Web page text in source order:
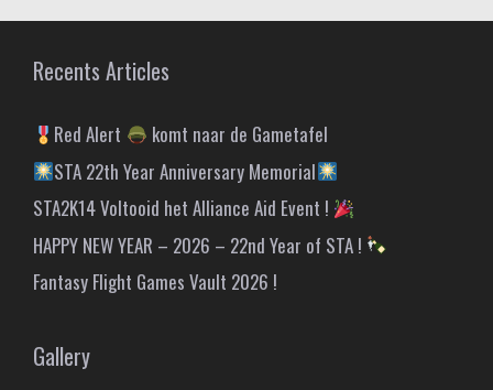
Recents Articles
Red Alert
komt naar de Gametafel
STA 22th Year Anniversary Memorial
STA2K14 Voltooid het Alliance Aid Event !
HAPPY NEW YEAR – 2026 – 22nd Year of STA !
Fantasy Flight Games Vault 2026 !
Gallery